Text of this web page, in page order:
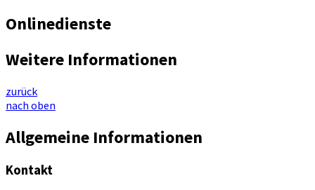
Onlinedienste
Weitere Informationen
zurück
nach oben
Allgemeine Informationen
Kontakt